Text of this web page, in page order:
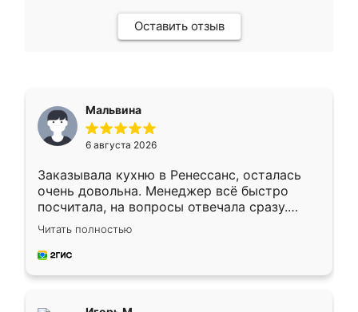
Оставить отзыв
Мальвина
6 августа 2026
Заказывала кухню в Ренессанс, осталась
очень довольна. Менеджер всё быстро
посчитала, на вопросы отвечала сразу.
Замерщик приехал в субботу, подошёл к
делу со всей ответственностью. Собрали
за день, ребята работали аккуратно, даже
Читать полностью